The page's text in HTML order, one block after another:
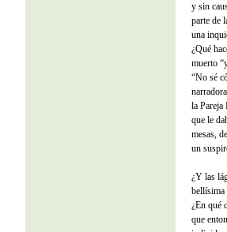
y sin
parte de
una
¿Qué
muerto
“No sé
la Pareja
que le
mesas,
un
¿Y las
bellísima
¿En qué
que